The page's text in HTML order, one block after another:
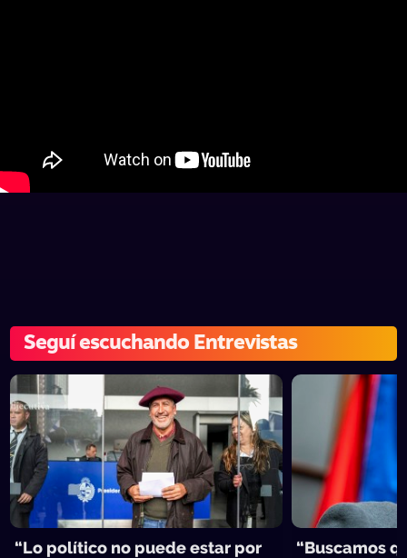
Seguí escuchando Entrevistas
“Lo político no puede estar por
“Buscamos